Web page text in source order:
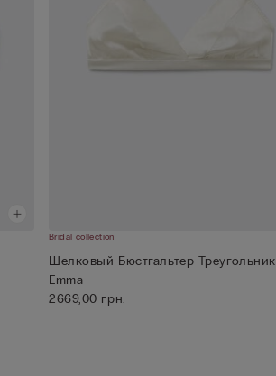
Bridal collection
Шелковый Бюстгальтер-Треугольник
Emma
2669,00 грн.